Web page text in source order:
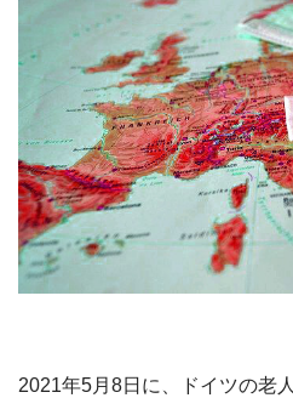
2021年5月8日に、ドイツの老